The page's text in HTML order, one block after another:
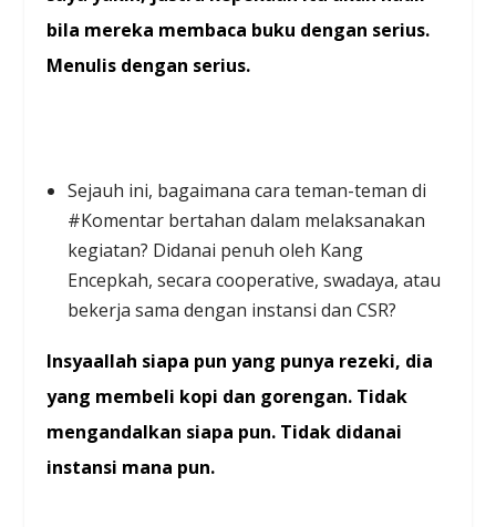
bila mereka membaca buku dengan serius.
Menulis dengan serius.
Sejauh ini, bagaimana cara teman-teman di
#Komentar bertahan dalam melaksanakan
kegiatan? Didanai penuh oleh Kang
Encepkah, secara cooperative, swadaya, atau
bekerja sama dengan instansi dan CSR?
Insyaallah siapa pun yang punya rezeki, dia
yang membeli kopi dan gorengan. Tidak
mengandalkan siapa pun. Tidak didanai
instansi mana pun.